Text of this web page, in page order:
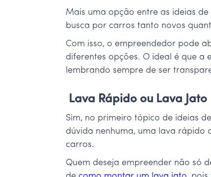
Mais uma opção entre as ideias
busca por carros tanto novos
Com isso, o empreendedor pode
diferentes opções. O ideal é que a
lembrando sempre de ser
Lava Rápido ou Lava Jato
Sim, no primeiro tópico de ideias
dúvida nenhuma, uma lava rápido
carros.
Quem deseja empreender não só